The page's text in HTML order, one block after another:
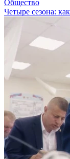
Общество
Четыре сезона: